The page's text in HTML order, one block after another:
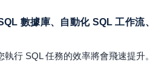
數據庫、自動化 SQL 工作流、
行 SQL 任務的效率將會飛速提升。